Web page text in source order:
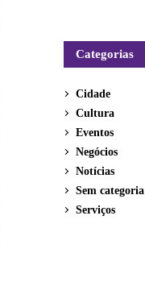
Categorias
Cidade
Cultura
Eventos
Negócios
Notícias
Sem categoria
Serviços